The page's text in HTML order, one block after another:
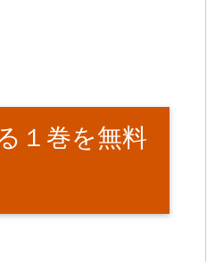
１巻を無料